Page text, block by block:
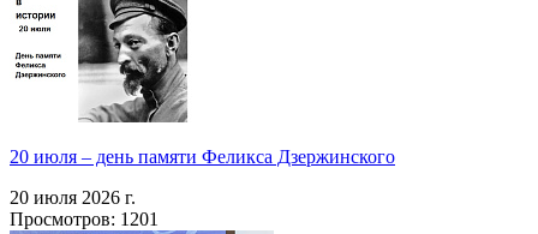
20 июля – день памяти Феликса Дзержинского
20 июля 2026 г.
Просмотров: 1201